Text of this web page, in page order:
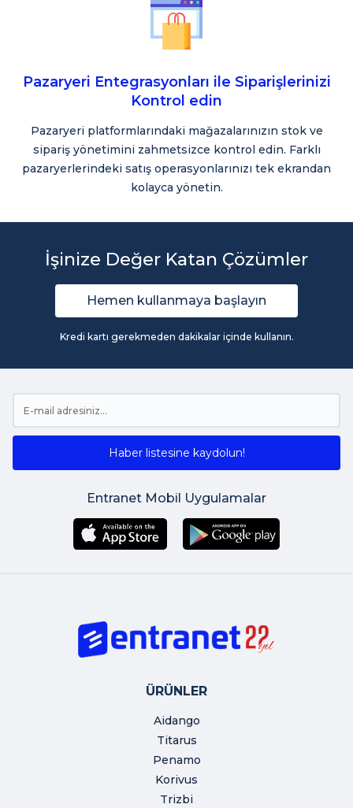
Pazaryeri Entegrasyonları ile Siparişlerinizi
Kontrol edin
Pazaryeri platformlarındaki mağazalarınızın stok ve
sipariş yönetimini zahmetsizce kontrol edin. Farklı
pazaryerlerindeki satış operasyonlarınızı tek ekrandan
kolayca yönetin.
İşinize Değer Katan Çözümler
Hemen kullanmaya başlayın
Kredi kartı gerekmeden dakikalar içinde kullanın.
Haber listesine kaydolun!
Entranet Mobil Uygulamalar
ÜRÜNLER
Aidango
Titarus
Penamo
Korivus
Trizbi